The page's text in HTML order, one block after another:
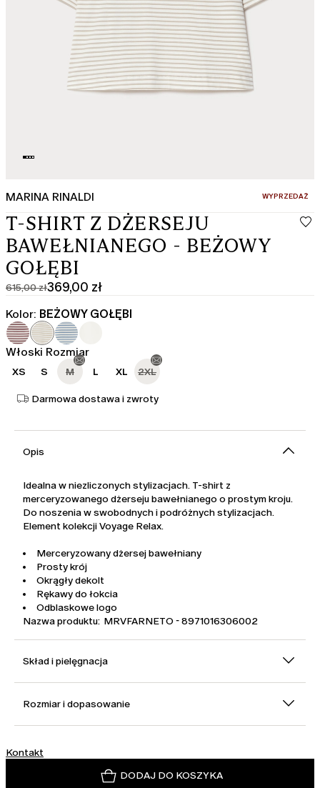
MARINA RINALDI :WYPRZEDAŻ
T-SHIRT Z DŻERSEJU
BAWEŁNIANEGO - BEŻOWY
GOŁĘBI
615,00 zł
Cena
pierwotna
615,00
zł
369,00 zł
Aktualna
cena
369,00
zł
Kolor: BEŻOWY GOŁĘBI
Włoski Rozmiar
XS S M L XL 2XL
Darmowa dostawa i zwroty
Opis
Idealna w niezliczonych stylizacjach. T-shirt z
merceryzowanego dżerseju bawełnianego o prostym kroju.
Do noszenia w swobodnych i podróżnych stylizacjach.
Element kolekcji Voyage Relax.
Merceryzowany dżersej bawełniany
Prosty krój
Okrągły dekolt
Rękawy do łokcia
Odblaskowe logo
Nazwa produktu: MRVFARNETO - 8971016306002
Skład i pielęgnacja
Rozmiar i dopasowanie
Kontakt
DODAJ DO KOSZYKA